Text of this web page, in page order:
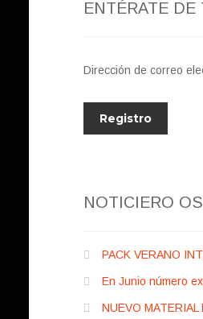
ENTÉRATE
Dirección de correo
NOTICIERO
PACK VERANO
En Junio número
NUEVO MATERIAL